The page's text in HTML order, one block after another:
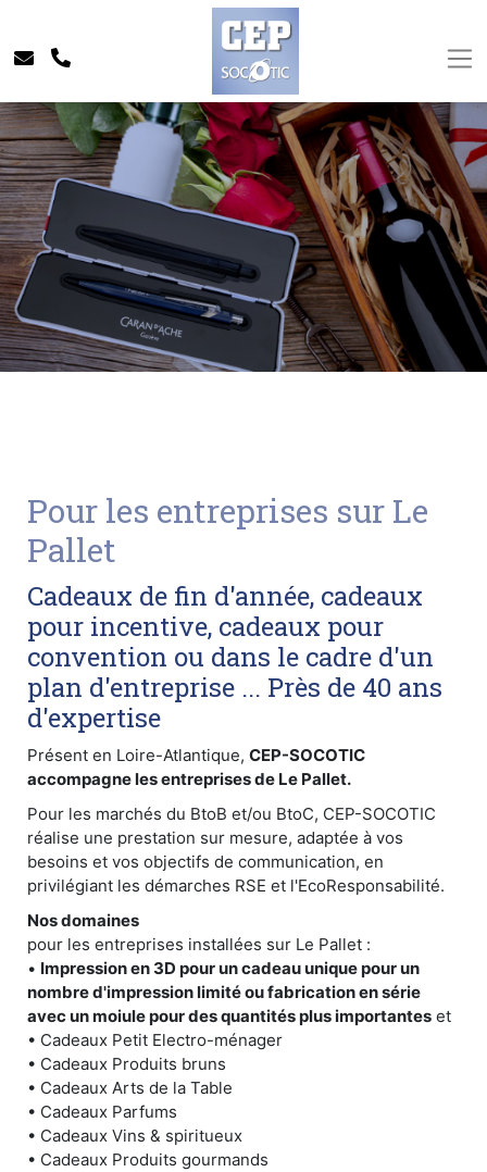
Pour les entreprises sur Le
Pallet
Cadeaux de fin d'année, cadeaux
pour incentive, cadeaux pour
convention ou dans le cadre d'un
plan d'entreprise ... Près de 40 ans
d'expertise
Présent en Loire-Atlantique, CEP-SOCOTIC
accompagne les entreprises de Le Pallet.
Pour les marchés du BtoB et/ou BtoC, CEP-SOCOTIC
réalise une prestation sur mesure, adaptée à vos
besoins et vos objectifs de communication, en
privilégiant les démarches RSE et l'EcoResponsabilité.
Nos domaines
pour les entreprises installées sur Le Pallet :
• Impression en 3D pour un cadeau unique pour un
nombre d'impression limité ou fabrication en série
avec un moiule pour des quantités plus importantes et
• Cadeaux Petit Electro-ménager
• Cadeaux Produits bruns
• Cadeaux Arts de la Table
• Cadeaux Parfums
• Cadeaux Vins & spiritueux
• Cadeaux Produits gourmands